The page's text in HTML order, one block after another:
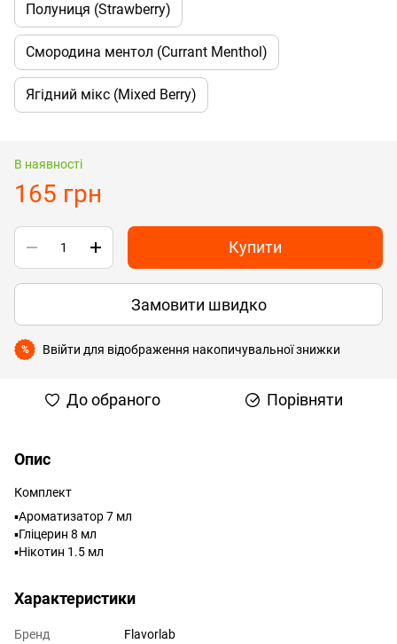
Полуниця (Strawberry)
Смородина ментол (Currant Menthol)
Ягідний мікс (Mixed Berry)
В наявності
165 грн
Купити
Замовити швидко
% Ввійти для відображення накопичувальної знижки
До обраного Порівняти
Опис
Комплект
▪️Ароматизатор 7 мл
▪️Гліцерин 8 мл
▪️Нікотин 1.5 мл
Характеристики
Бренд
Flavorlab